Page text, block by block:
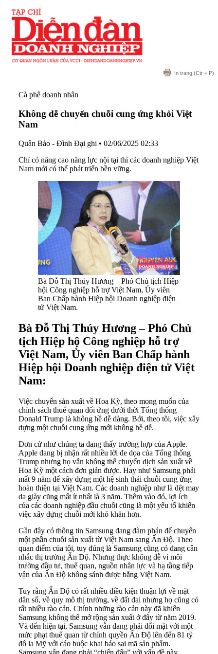
In trang (Ctr + P)
Cà phê doanh nhân
Không dễ chuyển chuỗi cung ứng khỏi Việt
Nam
Quân Bảo - Đình Đại ghi • 02/06/2025 02:33
Chỉ có nâng cao năng lực nội tại thì các doanh nghiệp Việt
Nam mới có thể phát triển bền vững.
Bà Đỗ Thị Thúy Hương – Phó Chủ tịch Hiệp
hội Công nghiệp hỗ trợ Việt Nam, Ủy viên
Ban Chấp hành Hiệp hội Doanh nghiệp điện
tử Việt Nam.
Bà Đỗ Thị Thúy Hương – Phó Chủ
tịch Hiệp hộ Công nghiệp hỗ trợ
Việt Nam, Ủy viên Ban Chấp hành
Hiệp hội Doanh nghiệp điện tử Việt
Nam:
Việc chuyển sản xuất về Hoa Kỳ, theo mong muốn của
chính sách thuế quan đối ứng dưới thời Tổng thống
Donald Trump là không hề dễ dàng. Bởi, theo tôi, việc xây
dựng một chuỗi cung ứng mới không hề dễ.
Đơn cử như chúng ta đang thấy trường hợp của Apple.
Apple đang bị nhận rất nhiều lời đe dọa của Tổng thống
Trump nhưng họ vẫn không thể chuyển dịch sản xuất về
Hoa Kỳ một cách đơn giản được. Hay như Samsung phải
mất 9 năm để xây dựng một hệ sinh thái chuỗi cung ứng
hoàn thiện tại Việt Nam. Các doanh nghiệp như là dệt may
da giày cũng mất ít nhất là 3 năm. Thêm vào đó, lợi ích
của các doanh nghiệp đầu chuỗi cũng là một yếu tố khiến
việc xây dựng chuỗi mới khó khăn hơn.
Gần đây có thông tin Samsung đang đàm phán để chuyển
một phần chuỗi sản xuất từ Việt Nam sang Ấn Độ. Theo
quan điểm của tôi, tuy đúng là Samsung cũng có đang cân
nhắc thị trường Ấn Độ. Nhưng thực không dễ vì môi
trường đầu tư, thuế quan, nguồn nhân lực và hạ tầng tiếp
vận của Ấn Độ không sánh được bằng Việt Nam.
Tuy rằng Ấn Độ có rất nhiều điều kiện thuận lợi về mặt
dân số, về quy mô thị trường, về đất đai nhưng họ cũng có
rất nhiều rào cản. Chính những rào cản này đã khiến
Samsung không thể mở rộng sản xuất ở đây từ năm 2019.
Và đến hiện tại, Samsung vẫn đang phải đối mặt với một
mức phạt thuế quan từ chính quyền Ấn Độ lên đến 81 tỷ
đô la Mỹ với cáo buộc khai báo sai mã sản phẩm.